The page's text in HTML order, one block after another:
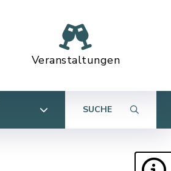
Veranstaltungen
SUCHE